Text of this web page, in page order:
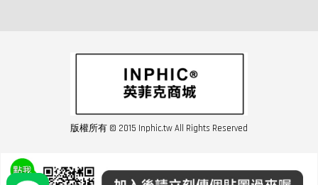
版權所有 © 2015 Inphic.tw All Rights Reserved
友站連結inphic營業設備